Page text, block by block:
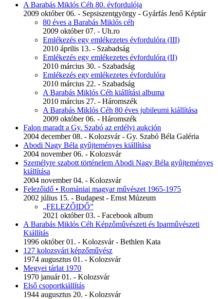
A Barabás Miklós Céh 80. évfordulója
2009 október 06. - Sepsiszentgyörgy - Gyárfás Jenő Képtár
80 éves a Barabás Miklós céh
2009 október 07. - Uh.ro
Emlékezés egy emlékezetes évfordulóra (III)
2010 április 13. - Szabadság
Emlékezés egy emlékezetes évfordulóra (II)
2010 március 30. - Szabadság
Emlékezés egy emlékezetes évfordulóra
2010 március 22. - Szabadság
A Barabás Miklós Céh kiállítási albuma
2010 március 27. - Háromszék
A Barabás Miklós Céh 80 éves jubileumi kiállítása
2009 október 06. - Háromszék
Falon maradt a Gy. Szabó az erdélyi aukción
2004 december 08. - Kolozsvár - Gy. Szabó Béla Galéria
Abodi Nagy Béla gyûjteményes kiállítása
2004 november 06. - Kolozsvár
Személyre szabott történelem Abodi Nagy Béla gyûjteményes
kiállítása
2004 november 04. - Kolozsvár
Felezőidő • Romániai magyar művészet 1965-1975
2002 július 15. - Budapest - Ernst Múzeum
„FELEZŐIDŐ”
2021 október 03. - Facebook album
A Barabás Miklós Céh Képzőművészeti és Iparművészeti
Kiállítás
1996 október 01. - Kolozsvár - Bethlen Kata
127 kolozsvári képzőművész
1974 augusztus 01. - Kolozsvár
Megyei tárlat 1970
1970 január 01. - Kolozsvár
Első csoportkiállítás
1944 augusztus 20. - Kolozsvár